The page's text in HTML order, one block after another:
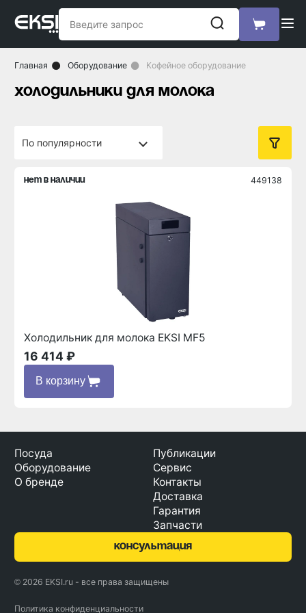
Главная Оборудование Кофейное оборудование
холодильники для молока
нет в наличии 449138
Холодильник для молока EKSI MF5
16 414 ₽
В корзину
Посуда
Оборудование
О бренде
Публикации
Сервис
Контакты
Доставка
Гарантия
Запчасти
консультация
© 2026 EKSI.ru - все права защищены
Политика конфиденциальности